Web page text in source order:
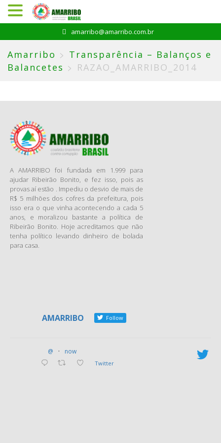
para
o
conteúdo
amarribo@amarribo.com.br
Amarribo > Transparência – Balanços e
Balancetes > RAZAO_AMARRIBO_2014
A AMARRIBO foi fundada em 1.999 para
ajudar Ribeirão Bonito, e fez isso, pois as
provas aí estão . Impediu o desvio de mais de
R$ 5 milhões dos cofres da prefeitura, pois
isso era o que vinha acontecendo a cada 5
anos, e moralizou bastante a política de
Ribeirão Bonito. Hoje acreditamos que não
tenha político levando dinheiro de bolada
para casa.
AMARRIBO Follow
@ · now
Twitter